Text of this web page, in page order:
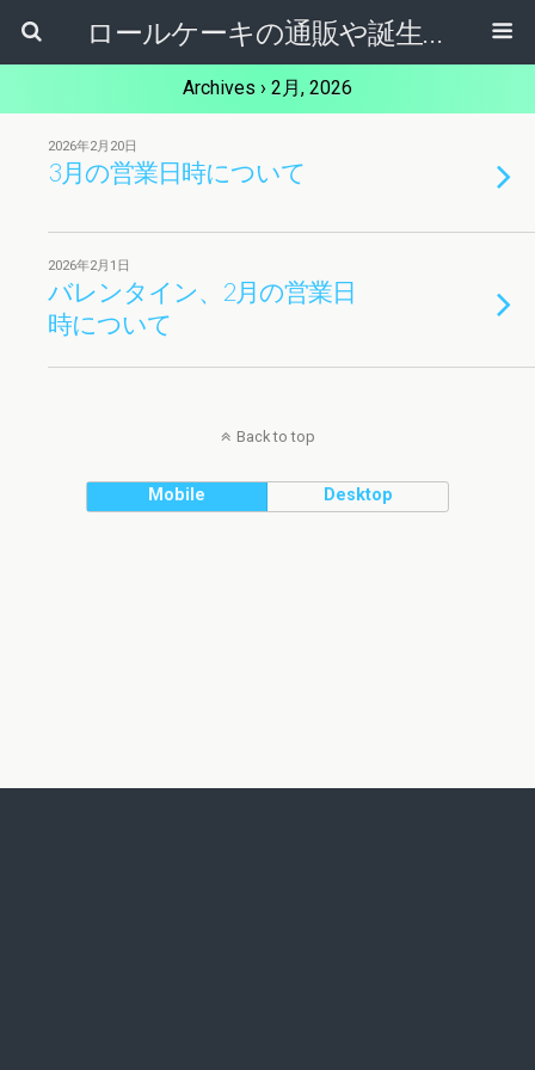
ロールケーキの通販や誕生日ケーキ【ケーキ屋健ちゃん】東大阪市
Archives › 2月, 2026
2026年2月20日
3月の営業日時について
2026年2月1日
バレンタイン、2月の営業日
時について
Back to top
Mobile Desktop